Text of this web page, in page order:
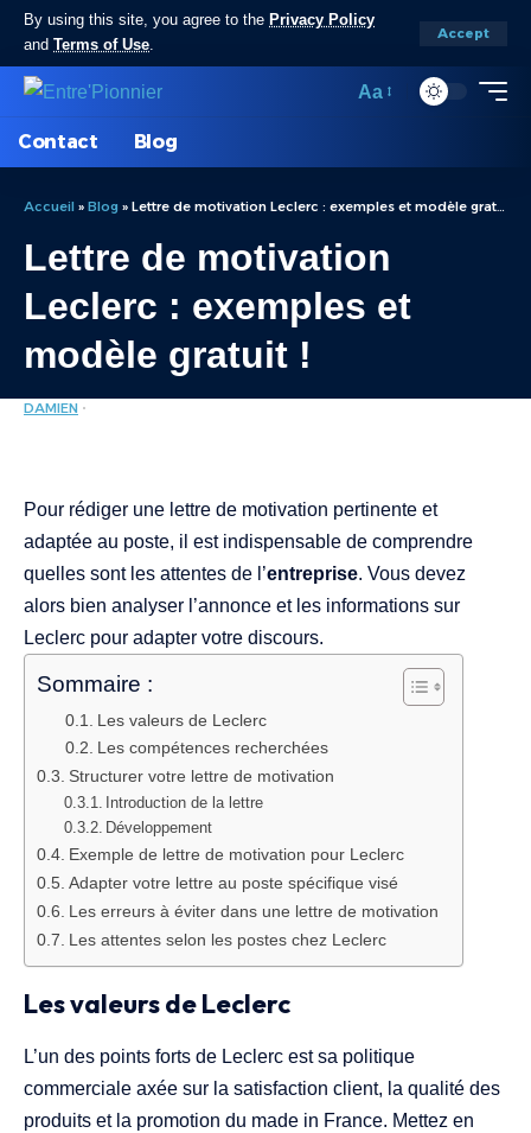
By using this site, you agree to the Privacy Policy
and Terms of Use.
Accept
Aa
Contact Blog
Accueil » Blog » Lettre de motivation Leclerc : exemples et modèle gratuit !
Lettre de motivation
Leclerc : exemples et
modèle gratuit !
DAMIEN
Pour rédiger une lettre de motivation pertinente et
adaptée au poste, il est indispensable de comprendre
quelles sont les attentes de l’entreprise. Vous devez
alors bien analyser l’annonce et les informations sur
Leclerc pour adapter votre discours.
Sommaire :
Les valeurs de Leclerc
Les compétences recherchées
Structurer votre lettre de motivation
Introduction de la lettre
Développement
Exemple de lettre de motivation pour Leclerc
Adapter votre lettre au poste spécifique visé
Les erreurs à éviter dans une lettre de motivation
Les attentes selon les postes chez Leclerc
Les valeurs de Leclerc
L’un des points forts de Leclerc est sa politique
commerciale axée sur la satisfaction client, la qualité des
produits et la promotion du made in France. Mettez en